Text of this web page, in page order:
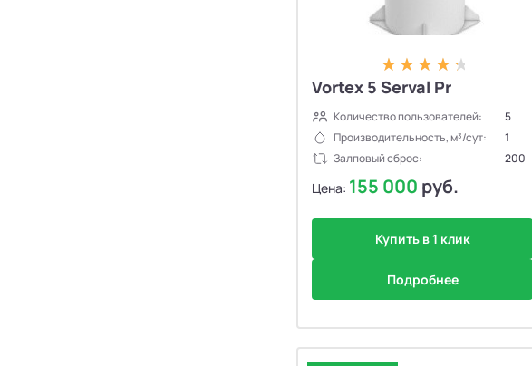
Vortex 5 Serval Pr
Количество пользователей:
5
Производительность, м³/сут:
1
Залповый сброс:
200
Цена: 155 000 руб.
Купить в 1 клик
Подробнее